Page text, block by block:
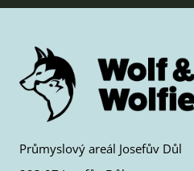
Průmyslový areál Josefův Důl